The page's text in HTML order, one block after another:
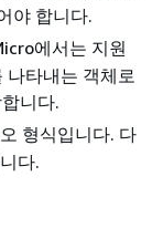
야 합니다.
에서는 지원
나타내는 객체로
니다.
형식입니다. 다
다.